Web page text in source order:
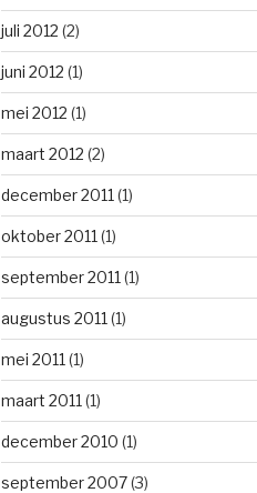
juli 2012 (2)
juni 2012 (1)
mei 2012 (1)
maart 2012 (2)
december 2011 (1)
oktober 2011 (1)
september 2011 (1)
augustus 2011 (1)
mei 2011 (1)
maart 2011 (1)
december 2010 (1)
september 2007(3)